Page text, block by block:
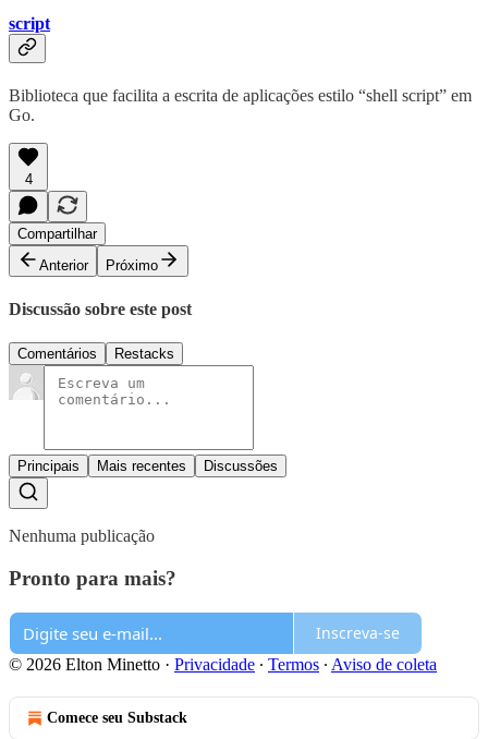
script
Biblioteca que facilita a escrita de aplicações estilo “shell script” em
Go.
4
Compartilhar
Anterior
Próximo
Discussão sobre este post
Comentários Restacks
Principais Mais recentes Discussões
Nenhuma publicação
Pronto para mais?
Inscreva-se
© 2026 Elton Minetto · Privacidade ∙ Termos ∙ Aviso de coleta
Comece seu Substack